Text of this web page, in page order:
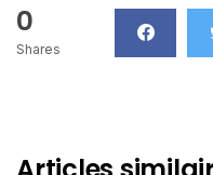
0
Shares